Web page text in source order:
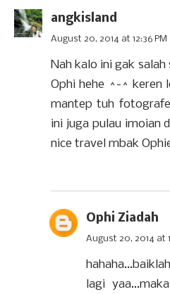
angkisland
August 20, 2014 at 12:36 PM
Nah kalo ini gak
Ophi hehe ^-^ keren
mantep tuh
ini juga pulau imoian
nice travel mbak
Ophi Ziadah
August 20, 2014 at
lagi